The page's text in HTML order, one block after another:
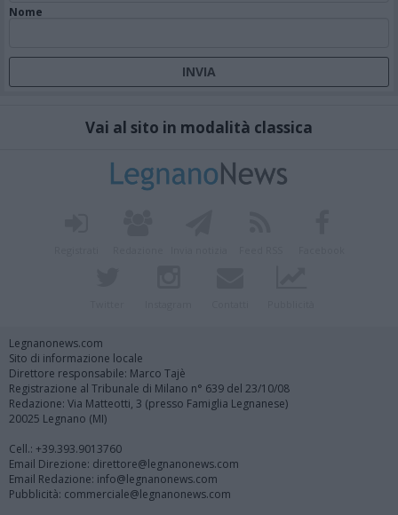
Nome
Vai al sito in modalità classica
Legnanonews.com
Sito di informazione locale
Direttore responsabile: Marco Tajè
Registrazione al Tribunale di Milano n° 639 del 23/10/08
Redazione: Via Matteotti, 3 (presso Famiglia Legnanese)
20025 Legnano (MI)
Cell.: +39.393.9013760
Email Direzione: direttore@legnanonews.com
Email Redazione: info@legnanonews.com
Pubblicità: commerciale@legnanonews.com